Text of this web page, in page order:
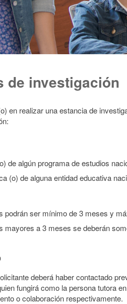
de investigación
en realizar una estancia de
de algún programa de estudios
(o) de alguna entidad educativa
podrán ser mínimo de 3 meses y
mayores a 3 meses se deberán
deberá haber contactado
fungirá como la persona tutora
o colaboración respectivamente.